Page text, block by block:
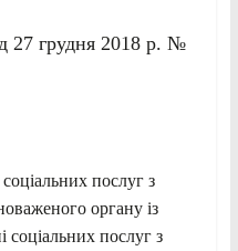
27 грудня 2018 р. №
послуг з
органу із
соціальних послуг з